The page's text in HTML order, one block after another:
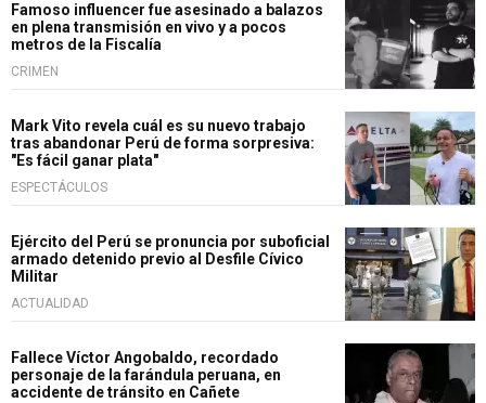
Famoso influencer fue asesinado a balazos
en plena transmisión en vivo y a pocos
metros de la Fiscalía
CRIMEN
Mark Vito revela cuál es su nuevo trabajo
tras abandonar Perú de forma sorpresiva:
"Es fácil ganar plata"
ESPECTÁCULOS
Ejército del Perú se pronuncia por suboficial
armado detenido previo al Desfile Cívico
Militar
ACTUALIDAD
Fallece Víctor Angobaldo, recordado
personaje de la farándula peruana, en
accidente de tránsito en Cañete